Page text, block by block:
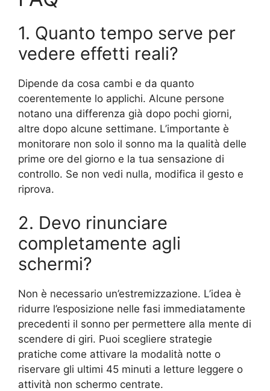
1. Quanto tempo serve per
vedere effetti reali?
Dipende da cosa cambi e da quanto
coerentemente lo applichi. Alcune persone
notano una differenza già dopo pochi giorni,
altre dopo alcune settimane. L’importante è
monitorare non solo il sonno ma la qualità delle
prime ore del giorno e la tua sensazione di
controllo. Se non vedi nulla, modifica il gesto e
riprova.
2. Devo rinunciare
completamente agli
schermi?
Non è necessario un’estremizzazione. L’idea è
ridurre l’esposizione nelle fasi immediatamente
precedenti il sonno per permettere alla mente di
scendere di giri. Puoi scegliere strategie
pratiche come attivare la modalità notte o
riservare gli ultimi 45 minuti a letture leggere o
attività non schermo centrate.